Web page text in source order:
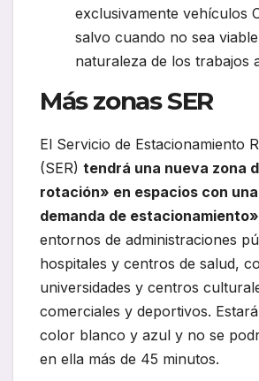
exclusivamente vehículos
salvo cuando no sea
naturaleza de los trabajos
Más zonas SER
El Servicio de Estacionamiento
(SER) tendrá una nueva zona
rotación» en espacios con
demanda de estacionamiento»
entornos de administraciones
hospitales y centros de salud,
universidades y centros
comerciales y deportivos.
color blanco y azul y no se
en ella más de 45 minutos.